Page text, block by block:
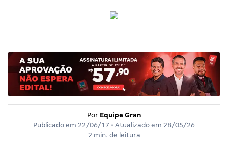
Por Equipe Gran
Publicado em 22/06/17 • Atualizado em 28/05/26
2 min. de leitura